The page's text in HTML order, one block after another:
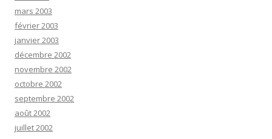
mars 2003
février 2003
janvier 2003
décembre 2002
novembre 2002
octobre 2002
septembre 2002
août 2002
juillet 2002